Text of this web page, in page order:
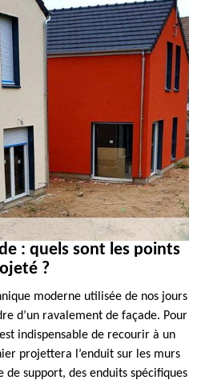
: quels sont les points
?
moderne utilisée de nos jours
d’un ravalement de façade. Pour
indispensable de recourir à un
projettera l’enduit sur les murs
de support, des enduits spécifiques